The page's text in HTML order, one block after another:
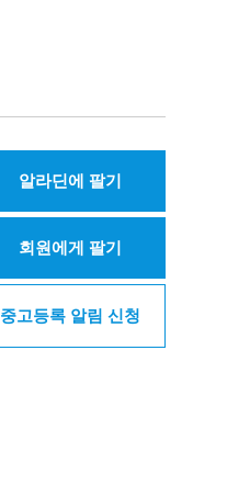
알라딘에 팔기
회원에게 팔기
중고등록 알림 신청